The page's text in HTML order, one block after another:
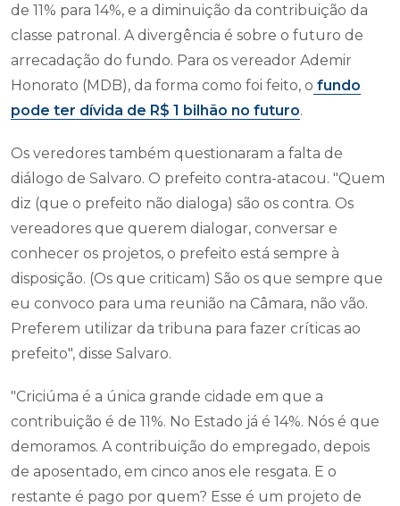
de 11% para 14%, e a diminuição da contribuição da
classe patronal. A divergência é sobre o futuro de
arrecadação do fundo. Para os vereador Ademir
Honorato (MDB), da forma como foi feito, o fundo
pode ter dívida de R$ 1 bilhão no futuro.
Os veredores também questionaram a falta de
diálogo de Salvaro. O prefeito contra-atacou. "Quem
diz (que o prefeito não dialoga) são os contra. Os
vereadores que querem dialogar, conversar e
conhecer os projetos, o prefeito está sempre à
disposição. (Os que criticam) São os que sempre que
eu convoco para uma reunião na Câmara, não vão.
Preferem utilizar da tribuna para fazer críticas ao
prefeito", disse Salvaro.
"Criciúma é a única grande cidade em que a
contribuição é de 11%. No Estado já é 14%. Nós é que
demoramos. A contribuição do empregado, depois
de aposentado, em cinco anos ele resgata. E o
restante é pago por quem? Esse é um projeto de